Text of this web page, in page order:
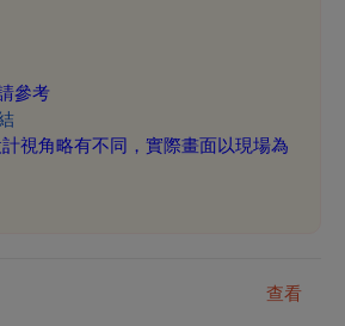
參考
視角略有不同，實際畫面以現場為
查看